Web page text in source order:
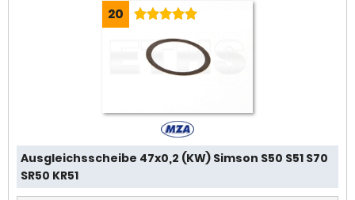
20
Ausgleichsscheibe 47x0,2 (KW) Simson S50 S51 S70
SR50 KR51